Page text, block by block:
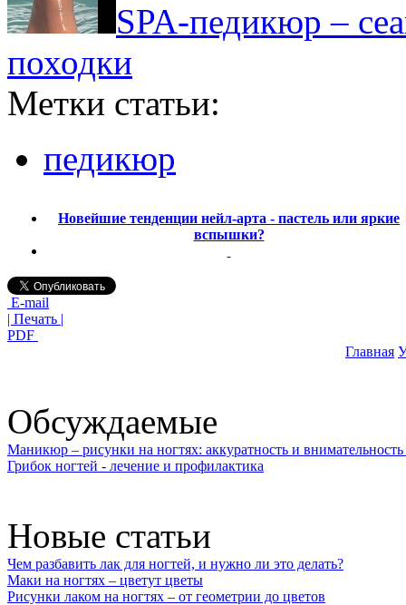
SPA-педикюр –
походки
Метки статьи:
педикюр
Новейшие тенденции нейл-арта - пастель или яркие
вспышки?
E-mail
| Печать |
PDF
Главная
Обсуждаемые
Маникюр – рисунки на ногтях: аккуратность и
Грибок ногтей - лечение и профилактика
Новые статьи
Чем разбавить лак для ногтей, и нужно ли это делать?
Маки на ногтях – цветут цветы
Рисунки лаком на ногтях – от геометрии до цветов